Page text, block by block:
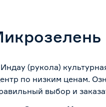
(рукола)
по низким ценам.
выбор и